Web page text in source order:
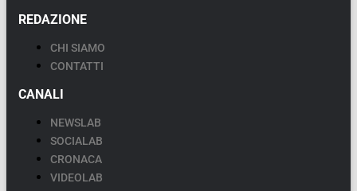
REDAZIONE
CHI SIAMO
CONTATTI
CANALI
NEWSLAB
SOCIALAB
CRONACA
VIDEOLAB